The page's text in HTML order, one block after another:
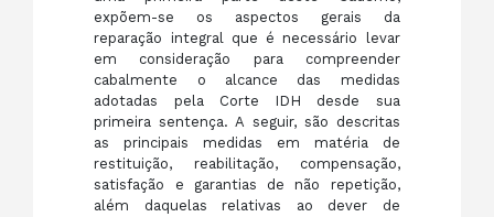
expõem-se os aspectos gerais da
reparação integral que é necessário levar
em consideração para compreender
cabalmente o alcance das medidas
adotadas pela Corte IDH desde sua
primeira sentença. A seguir, são descritas
as principais medidas em matéria de
restituição, reabilitação, compensação,
satisfação e garantias de não repetição,
além daquelas relativas ao dever de